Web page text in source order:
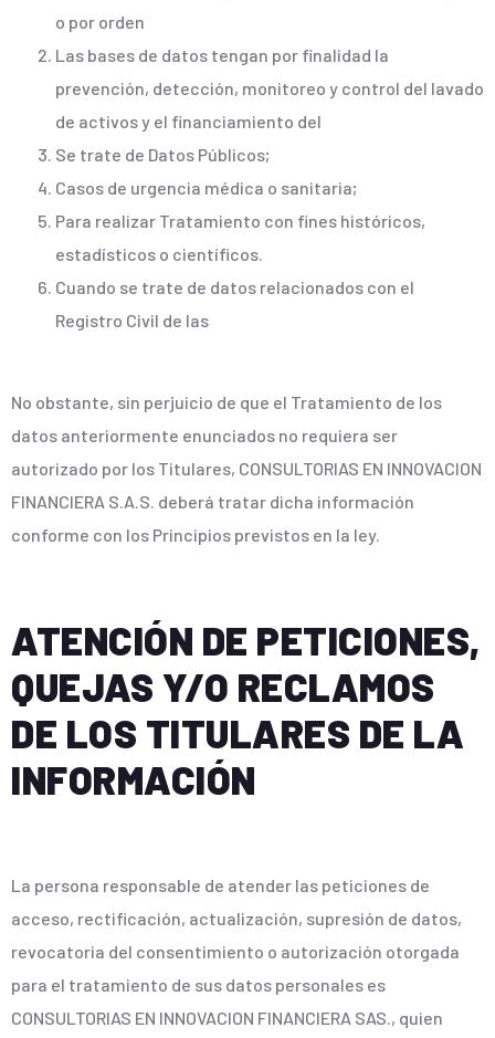
o por orden
Las bases de datos tengan por finalidad la
prevención, detección, monitoreo y control del lavado
de activos y el financiamiento del
Se trate de Datos Públicos;
Casos de urgencia médica o sanitaria;
Para realizar Tratamiento con fines históricos,
estadísticos o científicos.
Cuando se trate de datos relacionados con el
Registro Civil de las
No obstante, sin perjuicio de que el Tratamiento de los
datos anteriormente enunciados no requiera ser
autorizado por los Titulares, CONSULTORIAS EN INNOVACION
FINANCIERA S.A.S. deberá tratar dicha información
conforme con los Principios previstos en la ley.
ATENCIÓN DE PETICIONES,
QUEJAS Y/O RECLAMOS
DE LOS TITULARES DE LA
INFORMACIÓN
La persona responsable de atender las peticiones de
acceso, rectificación, actualización, supresión de datos,
revocatoria del consentimiento o autorización otorgada
para el tratamiento de sus datos personales es
CONSULTORIAS EN INNOVACION FINANCIERA SAS., quien